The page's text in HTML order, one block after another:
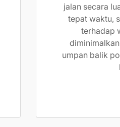
jalan secara
tepat waktu,
terhadap
umpan balik